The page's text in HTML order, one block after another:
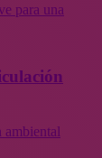
para una
ambiental